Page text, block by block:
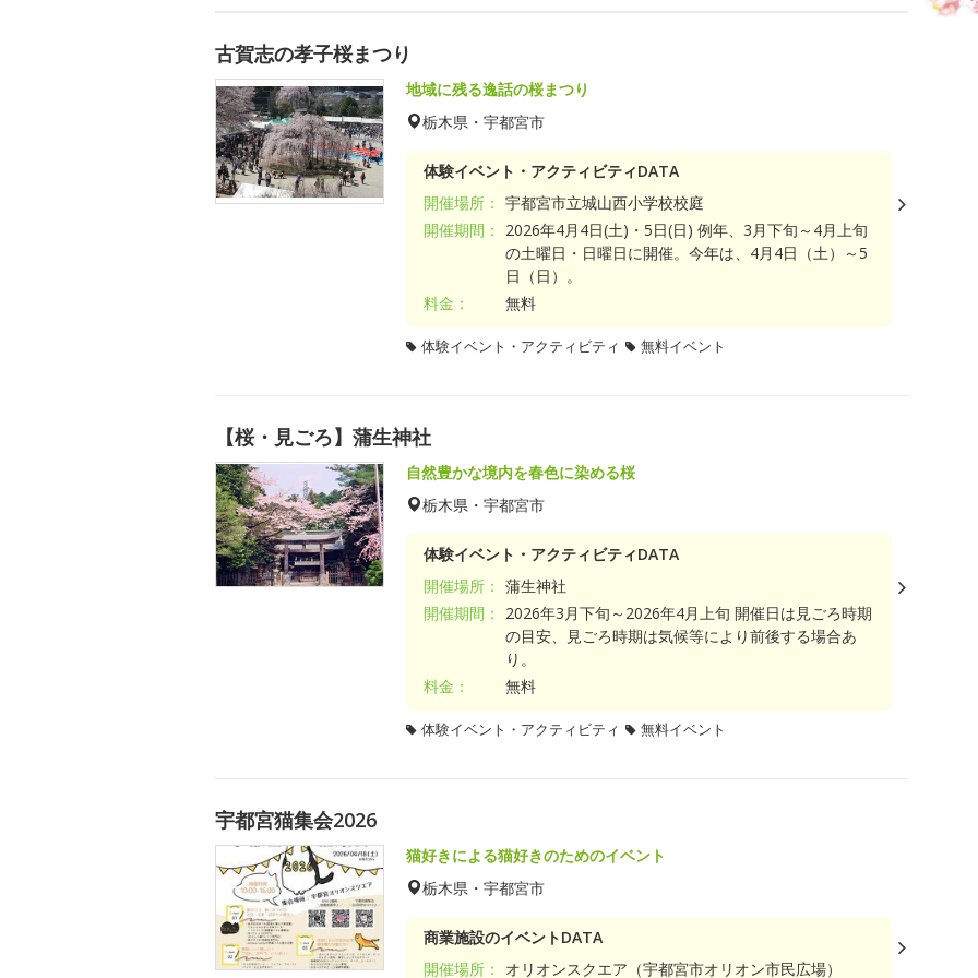
古賀志の孝子桜まつり
地域に残る逸話の桜まつり
栃木県・宇都宮市
体験イベント・アクティビティDATA
開催場所： 宇都宮市立城山西小学校校庭
開催期間：
2026年4月4日(土)・5日(日) 例年、3月下旬～4月上旬
の土曜日・日曜日に開催。今年は、4月4日（土）～5
日（日）。
料金：
無料
体験イベント・アクティビティ 無料イベント
【桜・見ごろ】蒲生神社
自然豊かな境内を春色に染める桜
栃木県・宇都宮市
体験イベント・アクティビティDATA
開催場所： 蒲生神社
開催期間：
2026年3月下旬～2026年4月上旬 開催日は見ごろ時期
の目安、見ごろ時期は気候等により前後する場合あ
り。
料金：
無料
体験イベント・アクティビティ 無料イベント
宇都宮猫集会2026
猫好きによる猫好きのためのイベント
栃木県・宇都宮市
商業施設のイベントDATA
開催場所：
オリオンスクエア（宇都宮市オリオン市民広場）